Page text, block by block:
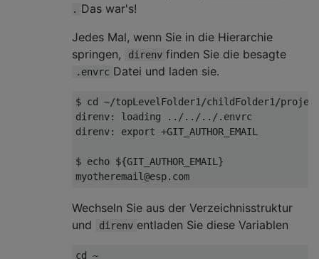
. Das war's!
Jedes Mal, wenn Sie in die Hierarchie
springen,
direnv finden Sie die besagte
.envrc Datei und laden sie.
$ cd ~/topLevelFolder1/childFolder1/
direnv: loading ../../../.envrc
direnv: export +GIT_AUTHOR_EMAIL
$ echo ${GIT_AUTHOR_EMAIL}
Wechseln Sie aus der Verzeichnisstruktur
und
direnv entladen Sie diese Variablen
cd ~